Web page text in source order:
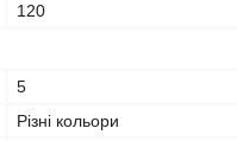
120
5
Різні кольори